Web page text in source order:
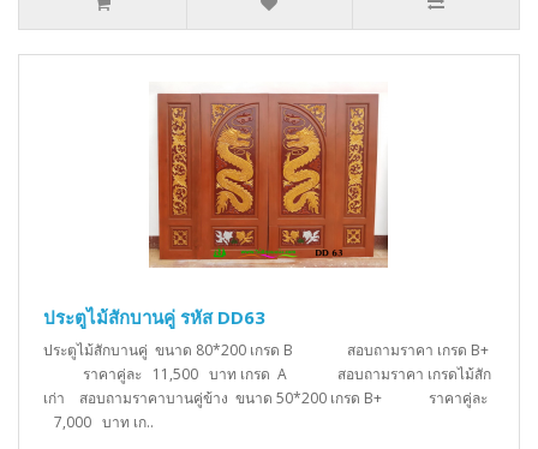
ประตูไม้สักบานคู่ รหัส DD63
ประตูไม้สักบานคู่ ขนาด 80*200 เกรด B สอบถามราคา เกรด B+
ราคาคู่ละ 11,500 บาท เกรด A สอบถามราคา เกรดไม้สัก
เก่า สอบถามราคาบานคู่ข้าง ขนาด 50*200 เกรด B+ ราคาคู่ละ
7,000 บาท เก..